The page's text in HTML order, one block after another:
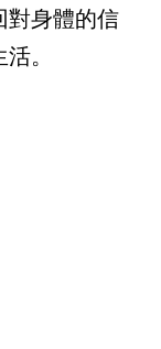
對身體的信
。